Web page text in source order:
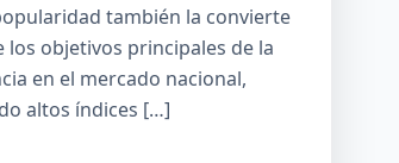
también la convierte
los objetivos principales de la
en el mercado nacional,
altos índices […]